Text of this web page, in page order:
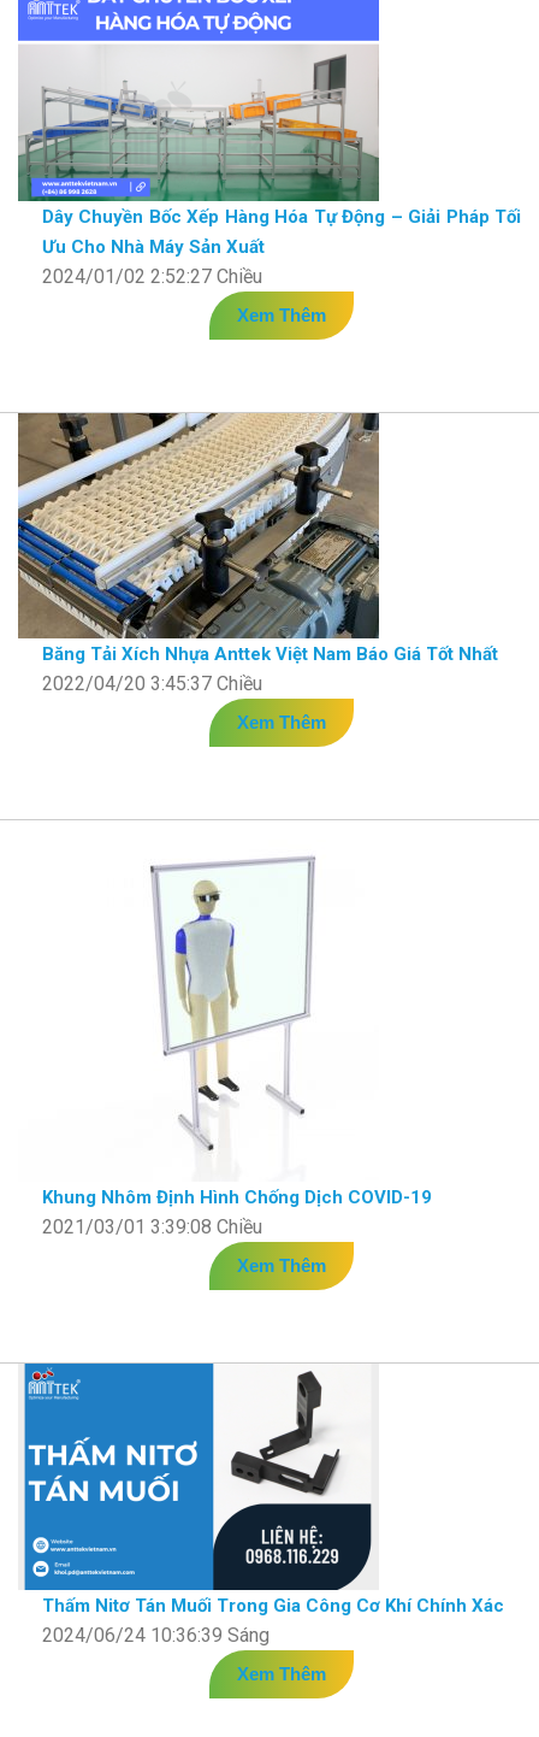
Dây Chuyền Bốc Xếp Hàng Hóa Tự Động – Giải Pháp Tối
Ưu Cho Nhà Máy Sản Xuất
2024/01/02 2:52:27 Chiều
Xem Thêm
Băng Tải Xích Nhựa Anttek Việt Nam Báo Giá Tốt Nhất
2022/04/20 3:45:37 Chiều
Xem Thêm
Khung Nhôm Định Hình Chống Dịch COVID-19
2021/03/01 3:39:08 Chiều
Xem Thêm
Thấm Nitơ Tán Muối Trong Gia Công Cơ Khí Chính Xác
2024/06/24 10:36:39 Sáng
Xem Thêm